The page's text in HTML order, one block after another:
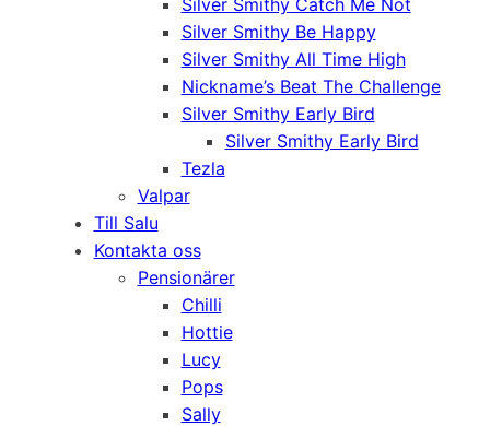
Silver Smithy Catch Me Not
Silver Smithy Be Happy
Silver Smithy All Time High
Nickname’s Beat The Challenge
Silver Smithy Early Bird
Silver Smithy Early Bird
Tezla
Valpar
Till Salu
Kontakta oss
Pensionärer
Chilli
Hottie
Lucy
Pops
Sally